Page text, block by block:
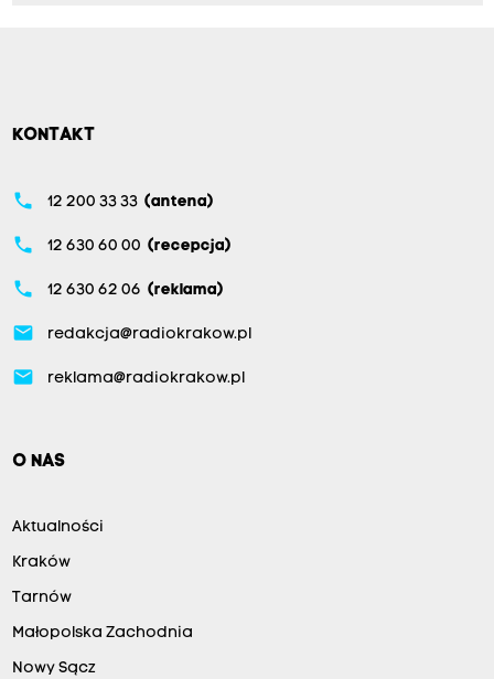
KONTAKT
phone 12 200 33 33 (antena)
phone 12 630 60 00 (recepcja)
phone 12 630 62 06 (reklama)
email redakcja@radiokrakow.pl
email reklama@radiokrakow.pl
O NAS
Aktualności
Kraków
Tarnów
Małopolska Zachodnia
Nowy Sącz